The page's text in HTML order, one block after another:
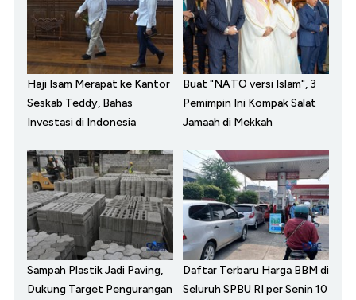
Haji Isam Merapat ke Kantor
Seskab Teddy, Bahas
Investasi di Indonesia
Buat "NATO versi Islam", 3
Pemimpin Ini Kompak Salat
Jamaah di Mekkah
Sampah Plastik Jadi Paving,
Dukung Target Pengurangan
Daftar Terbaru Harga BBM di
Seluruh SPBU RI per Senin 10